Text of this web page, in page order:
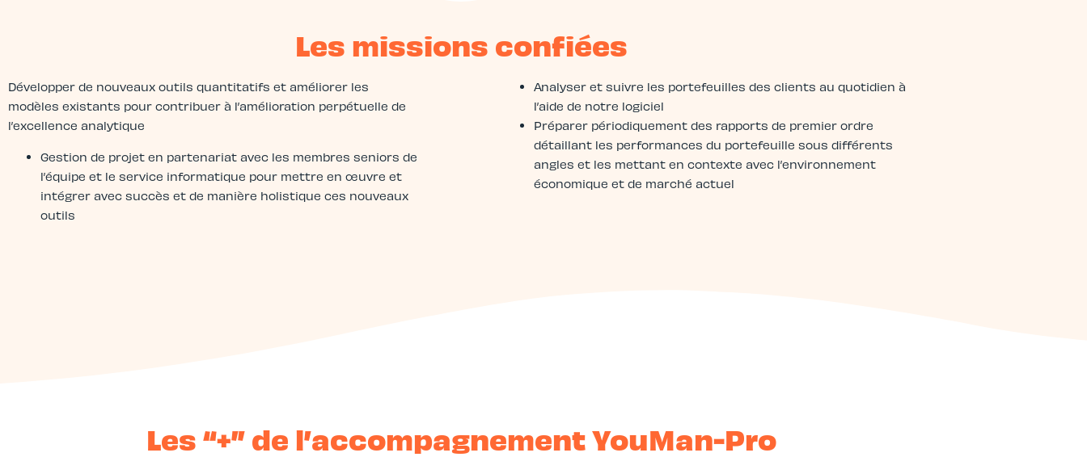
Les missions confiées
Développer de nouveaux outils quantitatifs et améliorer les
modèles existants pour contribuer à l’amélioration perpétuelle de
l’excellence analytique
Gestion de projet en partenariat avec les membres seniors de
l’équipe et le service informatique pour mettre en œuvre et
intégrer avec succès et de manière holistique ces nouveaux
outils
Analyser et suivre les portefeuilles des clients au quotidien à
l’aide de notre logiciel
Préparer périodiquement des rapports de premier ordre
détaillant les performances du portefeuille sous différents
angles et les mettant en contexte avec l’environnement
économique et de marché actuel
Les “+” de l’accompagnement YouMan-Pro